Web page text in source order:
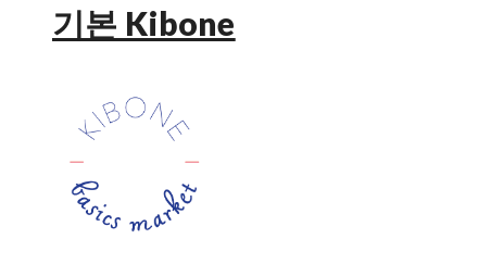
기본 Kibone